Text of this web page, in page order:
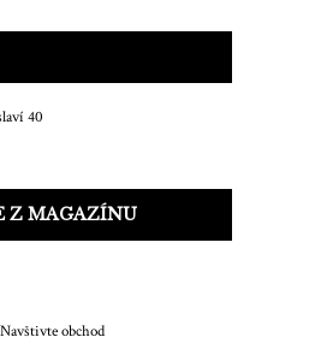
Z MAGAZÍNU
Navštivte obchod